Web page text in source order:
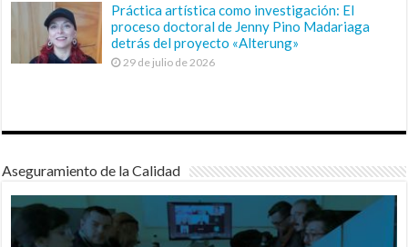
Práctica artística como investigación: El
proceso doctoral de Jenny Pino Madariaga
detrás del proyecto «Alterung»
29 de julio de 2026
Aseguramiento de la Calidad